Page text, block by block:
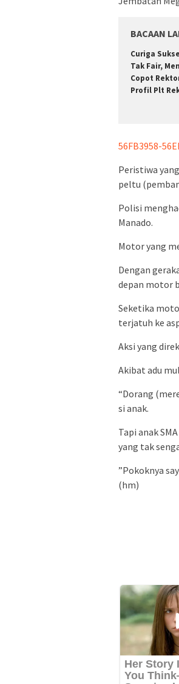
BACAAN
Curiga
Tak Fair,
Copot
Profil Plt
56FB3958-
Peristiwa
peltu
Polisi
Manado.
Motor yang
Dengan
depan motor
Seketika
terjatuh ke
Aksi yang
Akibat adu
“Dorang
si anak.
Tapi anak
yang tak
”Pokoknya
(hm)